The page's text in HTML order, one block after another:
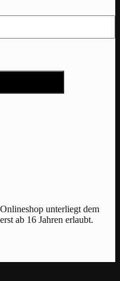
unterliegt dem
ab 16 Jahren erlaubt.